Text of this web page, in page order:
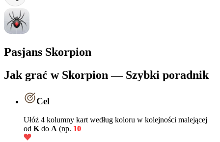
Pasjans Skorpion
Jak grać w Skorpion — Szybki poradnik
Cel
Ułóż 4 kolumny kart według koloru w kolejności malejącej
od Kdo A (np. 10